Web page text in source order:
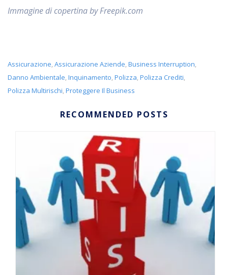
Immagine di copertina by Freepik.com
Assicurazione, Assicurazione Aziende, Business Interruption,
Danno Ambientale, Inquinamento, Polizza, Polizza Crediti,
Polizza Multirischi, Proteggere Il Business
RECOMMENDED POSTS